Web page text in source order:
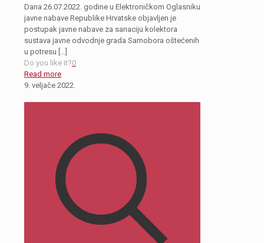
Dana 26.07.2022. godine u Elektroničkom Oglasniku
javne nabave Republike Hrvatske objavljen je
postupak javne nabave za sanaciju kolektora
sustava javne odvodnje grada Samobora oštećenih
u potresu […]
Do you like it?0
Read more
9. veljače 2022.